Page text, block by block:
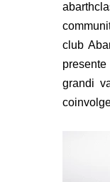
club
grandi